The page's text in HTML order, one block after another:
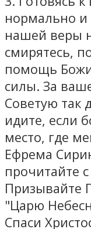
нормально и
нашей веры
смирятесь,
помощь
силы. За
Советую так
идите, если
место, где
Ефрема
прочитайте
Призывайте
"Царю
Спаси